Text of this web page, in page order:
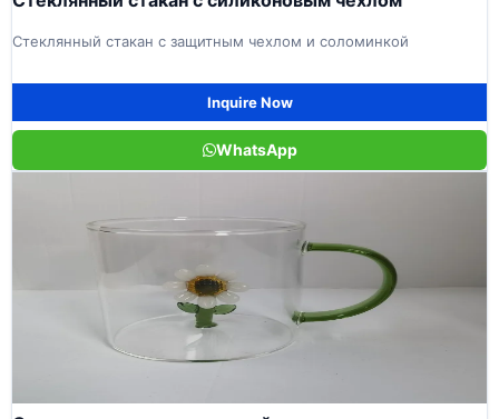
Стеклянный стакан с защитным чехлом и соломинкой
Inquire Now
WhatsApp